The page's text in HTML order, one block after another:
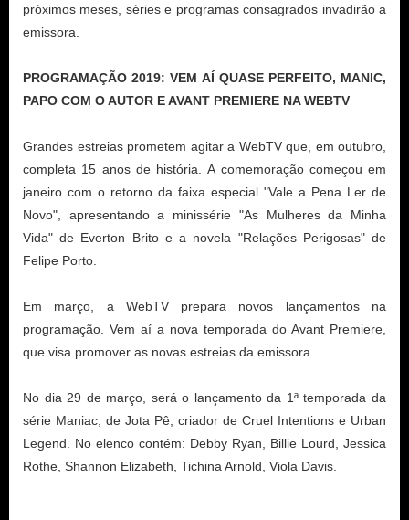
próximos meses, séries e programas consagrados invadirão a
emissora.
PROGRAMAÇÃO 2019: VEM AÍ QUASE PERFEITO, MANIC,
PAPO COM O AUTOR E AVANT PREMIERE NA WEBTV
Grandes estreias prometem agitar a WebTV que, em outubro,
completa 15 anos de história.A comemoração começou em
janeiro com o retorno da faixa especial "Vale a Pena Ler de
Novo", apresentando a minissérie "As Mulheres da Minha
Vida" de Everton Brito e a novela "Relações Perigosas" de
Felipe Porto.
Em março, a WebTV prepara novos lançamentos na
programação. Vem aí a nova temporada do Avant Premiere,
que visa promover as novas estreias da emissora.
No dia 29 de março, será o lançamento da 1ª temporada da
série Maniac, de Jota Pê, criador de Cruel Intentions e Urban
Legend. No elenco contém: Debby Ryan, Billie Lourd, Jessica
Rothe, Shannon Elizabeth, Tichina Arnold, Viola Davis.